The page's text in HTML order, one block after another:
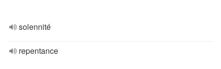
solennité
repentance